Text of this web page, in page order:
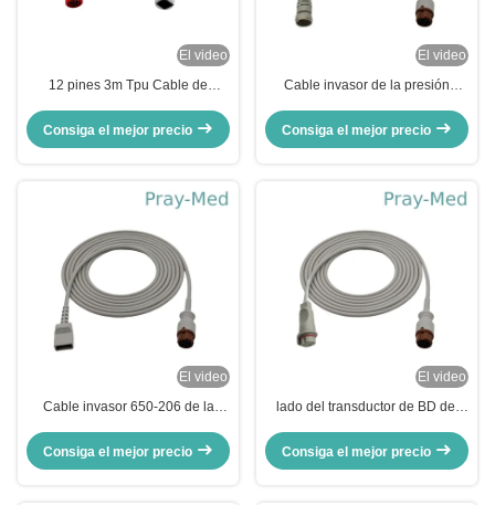
El video
12 pines 3m Tpu Cable de
Compatible para Ph
Consiga el mejor precio
El video
Cable invasor de la presión
del cable 4m m de HP IBP
Consiga el mejor precio
El video
Cable invasor 650-206 de la
12 con el dinar 2,0 de Utah
Consiga el mejor precio
El video
lado del transductor de BD del
longitud de los 2.7m con garantía
de 6 meses
Consiga el mejor precio